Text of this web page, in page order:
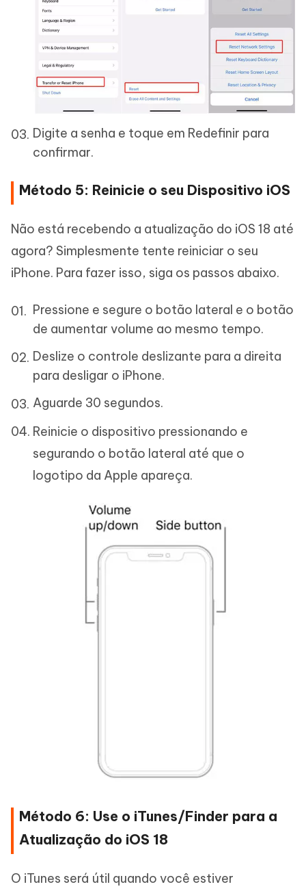
Digite a senha e toque em Redefinir para
confirmar.
Método 5: Reinicie o seu Dispositivo iOS
Não está recebendo a atualização do iOS 18 até
agora? Simplesmente tente reiniciar o seu
iPhone. Para fazer isso, siga os passos abaixo.
Pressione e segure o botão lateral e o botão
de aumentar volume ao mesmo tempo.
Deslize o controle deslizante para a direita
para desligar o iPhone.
Aguarde 30 segundos.
Reinicie o dispositivo pressionando e
segurando o botão lateral até que o
logotipo da Apple apareça.
Método 6: Use o iTunes/Finder para a
Atualização do iOS 18
O iTunes será útil quando você estiver